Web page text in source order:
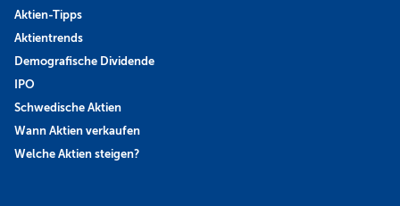
Aktien-Tipps
Aktientrends
Demografische Dividende
IPO
Schwedische Aktien
Wann Aktien verkaufen
Welche Aktien steigen?